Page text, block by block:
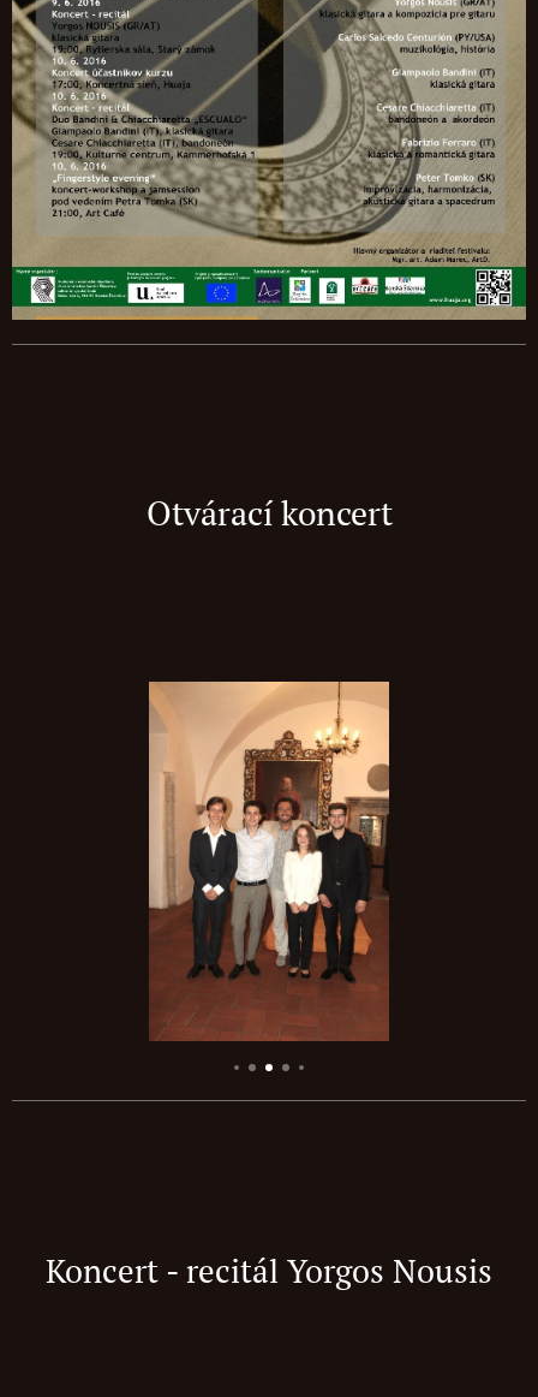
Otvárací koncert
Koncert - recitál Yorgos Nousis